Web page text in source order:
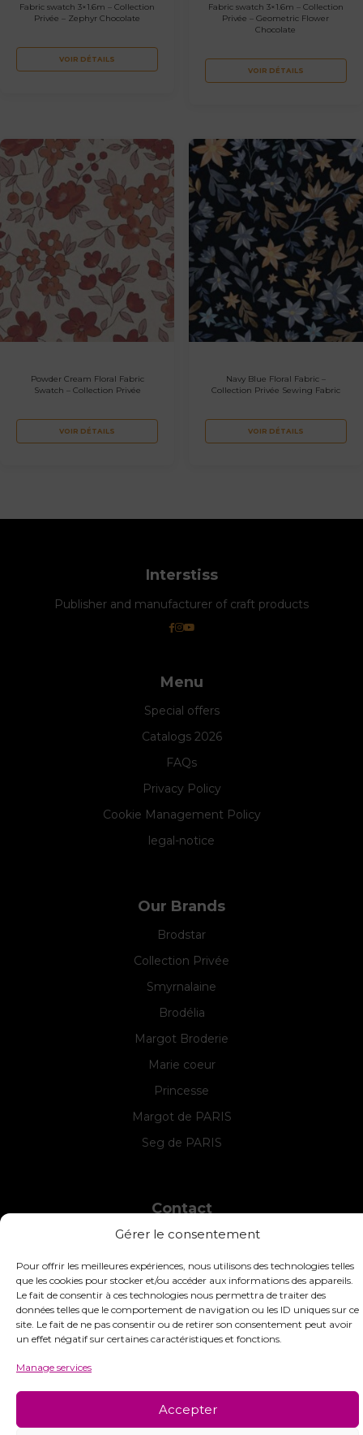
Gérer le consentement
Pour offrir les meilleures expériences, nous utilisons des technologies telles
que les cookies pour stocker et/ou accéder aux informations des appareils.
Le fait de consentir à ces technologies nous permettra de traiter des
données telles que le comportement de navigation ou les ID uniques sur ce
site. Le fait de ne pas consentir ou de retirer son consentement peut avoir
un effet négatif sur certaines caractéristiques et fonctions.
Manage services
Accepter
Fabric swatch 3×1.6m – Collection
Privée – Zephyr Chocolate
VOIR DÉTAILS
Fabric swatch 3×1.6m – Collection
Privée – Geometric Flower
Chocolate
VOIR DÉTAILS
Powder Cream Floral Fabric
Swatch – Collection Privée
VOIR DÉTAILS
Navy Blue Floral Fabric –
Collection Privée Sewing Fabric
VOIR DÉTAILS
Interstiss
Publisher and manufacturer of craft products
Menu
Special offers
Catalogs 2026
FAQs
Privacy Policy
Cookie Management Policy
legal-notice
Our Brands
Brodstar
Collection Privée
Smyrnalaine
Brodélia
Margot Broderie
Marie coeur
Princesse
Margot de PARIS
Seg de PARIS
Contact
INTERSTISS
42360 Panissières
France
+33 (0)4 74 01 99 80
commandes@interstiss.com
© 2026 Interstiss Loisirs Créatifs. Tous droits réservés.